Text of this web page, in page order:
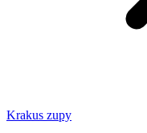
Krakus zupy